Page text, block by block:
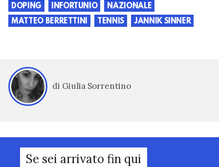
DOPING INFORTUNIO
NAZIONALE
MATTEO BERRETTINI
TENNIS JANNIK SINNER
di Giulia Sorrentino
Se sei arrivato fin qui